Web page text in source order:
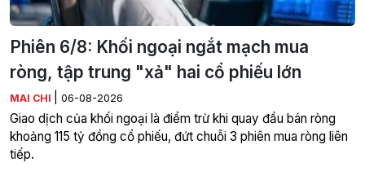
Phiên 6/8: Khối ngoại ngắt mạch mua
ròng, tập trung "xả" hai cổ phiếu lớn
MAI CHI 06-08-2026
Giao dịch của khối ngoại là điểm trừ khi quay đầu bán ròng
khoảng 115 tỷ đồng cổ phiếu, đứt chuỗi 3 phiên mua ròng liên
tiếp.